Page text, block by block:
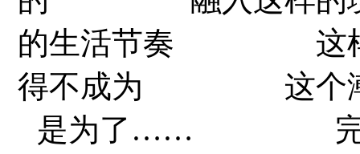
的生活节奏 这
得不成为 这个
是为了…… 完成